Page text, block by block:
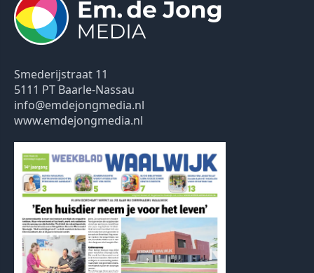
Smederijstraat 11
5111 PT Baarle-Nassau
info@emdejongmedia.nl
www.emdejongmedia.nl